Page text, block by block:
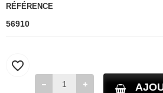
RÉFÉRENCE
56910
favorite_border